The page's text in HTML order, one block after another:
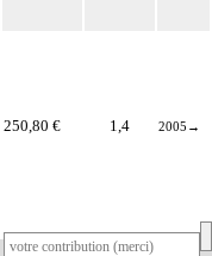
250,80 € 1,4 2005 →